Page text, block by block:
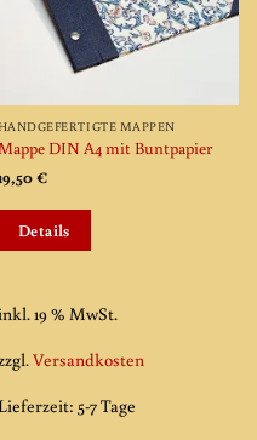
MAPPEN
DIN A4 mit Buntpapier
€
Details
19 % MwSt.
Versandkosten
5-7 Tage